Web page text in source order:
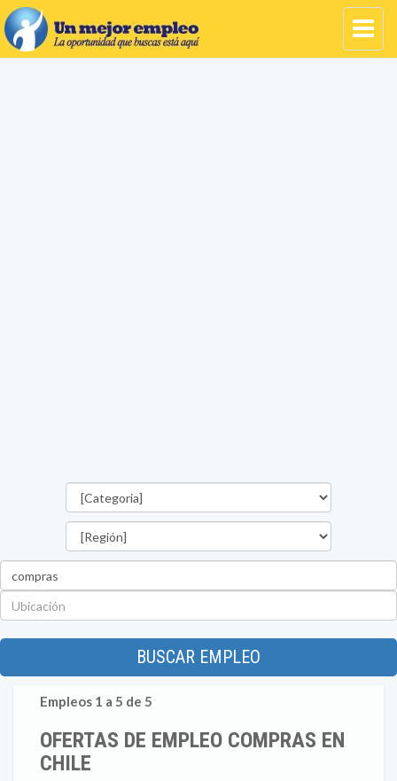
BUSCAR EMPLEO
Empleos 1 a 5 de 5
OFERTAS DE EMPLEO COMPRAS EN
CHILE